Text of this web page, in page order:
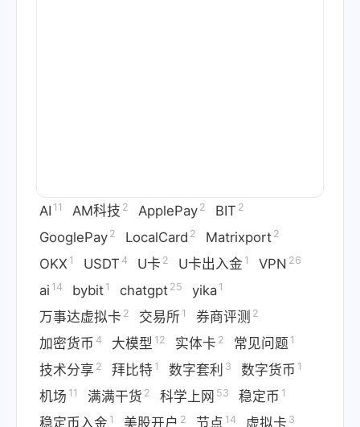
AI 11 AM科技 2 ApplePay 2 BIT 2
GooglePay 2 LocalCard 2 Matrixport 2
OKX 1 USDT 4 U卡 2 U卡出入金 1 VPN 26
ai 14 bybit 1 chatgpt 25 yika 1
万事达虚拟卡 2 交易所 1 券商评测 2
加密货币 4 大模型 12 实体卡 2 常见问题 1
技术分享 2 拜比特 1 数字套利 3 数字货币 1
机场 11 满满干货 2 科学上网 53 稳定币 1
稳定币入金 1 美股开户 2 节点 14 虚拟卡 3